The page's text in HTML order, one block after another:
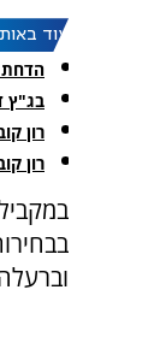
עוד
הדחת
בג"ץ
רון
רון